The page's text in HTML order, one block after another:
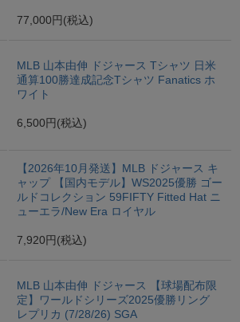
77,000円 (税込)
MLB 山本由伸 ドジャース Tシャツ 日米
通算100勝達成記念Tシャツ Fanatics ホ
ワイト
6,500円 (税込)
【2026年10月発送】MLB ドジャース キ
ャップ 【国内モデル】WS2025優勝 ゴー
ルドコレクション 59FIFTY Fitted Hat ニ
ューエラ/New Era ロイヤル
7,920円 (税込)
MLB 山本由伸 ドジャース 【球場配布限
定】ワールドシリーズ2025優勝リング
レプリカ (7/28/26) SGA